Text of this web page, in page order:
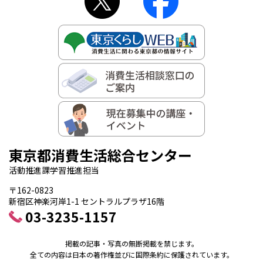
東京都消費生活総合センター
活動推進課学習推進担当
〒162-0823
新宿区神楽河岸1-1 セントラルプラザ16階
03-3235-1157
掲載の記事・写真の無断掲載を禁じます。
全ての内容は日本の著作権並びに国際条約に保護されています。